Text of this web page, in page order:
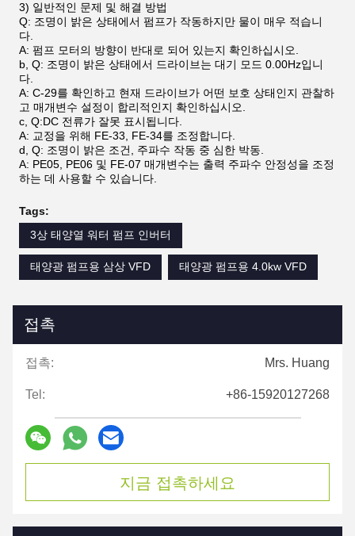
3) 일반적인 문제 및 해결 방법
Q: 조명이 밝은 상태에서 펌프가 작동하지만 물이 매우 적습니
다.
A: 펌프 모터의 방향이 반대로 되어 있는지 확인하십시오.
b, Q: 조명이 밝은 상태에서 드라이브는 대기 모드 0.00Hz입니
다.
A: C-29를 확인하고 현재 드라이브가 어떤 보호 상태인지 관찰하
고 매개변수 설정이 합리적인지 확인하십시오.
c, Q:DC 전류가 잘못 표시됩니다.
A: 교정을 위해 FE-33, FE-34를 조정합니다.
d, Q: 조명이 밝은 조건, 주파수 작동 중 심한 박동.
A: PE05, PE06 및 FE-07 매개변수는 출력 주파수 안정성을 조정
하는 데 사용할 수 있습니다.
Tags:
3상 태양열 워터 펌프 인버터
태양광 펌프용 삼상 VFD 태양광 펌프용 4.0kw VFD
접촉
접촉: Mrs. Huang
Tel: +86-15920127268
지금 접촉하세요